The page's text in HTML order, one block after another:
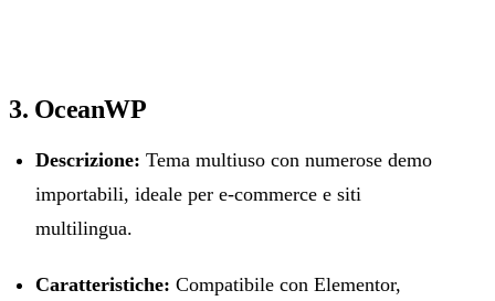
3. OceanWP
Descrizione: Tema multiuso con numerose demo
importabili, ideale per e-commerce e siti
multilingua.
Caratteristiche: Compatibile con Elementor,